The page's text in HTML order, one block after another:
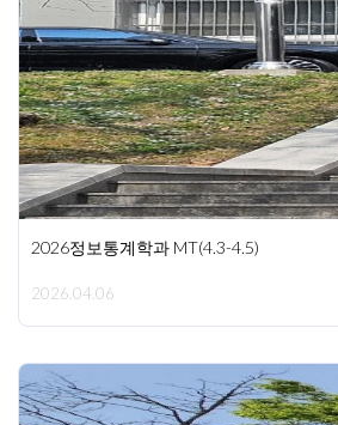
2026정보통계학과 MT(4.3-4.5)
2026.04.06